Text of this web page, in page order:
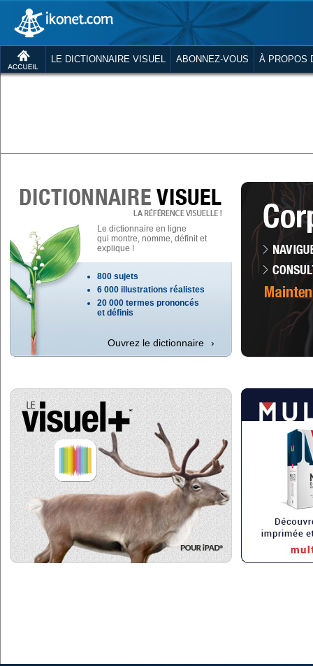
LE DICTIONNAIRE VISUEL ABONNEZ-VOUS À PROPOS
Ouvrez le dictionnaire ›
Le dictionnaire en ligne
qui montre, nomme, définit et
explique !
800 sujets
6 000 illustrations réalistes
20 000 termes prononcés
et définis